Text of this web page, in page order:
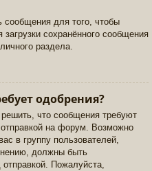
сообщения для того, чтобы
сохранённого сообщения
раздела.
одобрения?
что сообщения требуют
на форум. Возможно
в группу пользователей,
должны быть
Пожалуйста,